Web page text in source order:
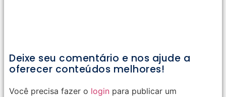
Deixe seu comentário e nos ajude a
oferecer conteúdos melhores!
Você precisa fazer o login para publicar um